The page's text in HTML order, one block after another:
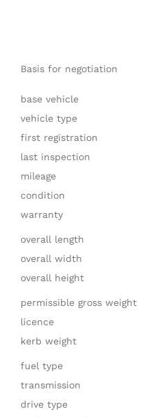
Basis for negotiation
base vehicle
vehicle type
first registration
last inspection
mileage
condition
warranty
overall length
overall width
overall height
permissible gross weight
licence
kerb weight
fuel type
transmission
drive type